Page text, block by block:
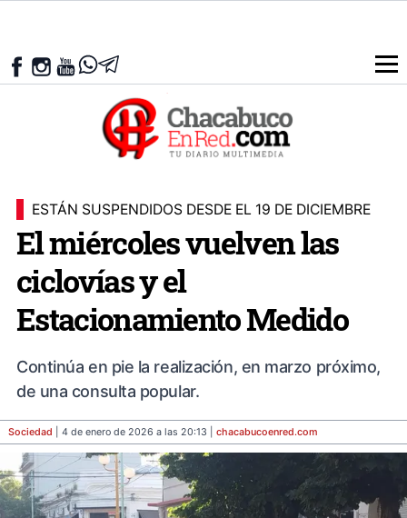
ESTÁN SUSPENDIDOS DESDE EL 19 DE DICIEMBRE
El miércoles vuelven las
ciclovías y el
Estacionamiento Medido
Continúa en pie la realización, en marzo próximo,
de una consulta popular.
Sociedad | 4 de enero de 2026 a las 20:13 | chacabucoenred.com